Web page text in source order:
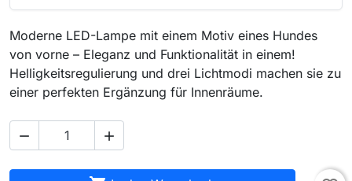
Moderne LED-Lampe mit einem Motiv eines Hundes
von vorne – Eleganz und Funktionalität in einem!
Helligkeitsregulierung und drei Lichtmodi machen sie zu
einer perfekten Ergänzung für Innenräume.
 